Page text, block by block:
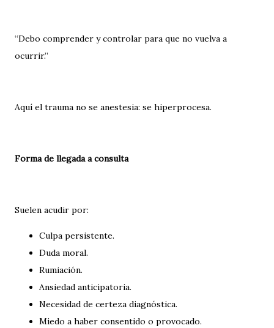
“Debo comprender y controlar para que no vuelva a
ocurrir.”
Aquí el trauma no se anestesia: se hiperprocesa.
Forma de llegada a consulta
Suelen acudir por:
Culpa persistente.
Duda moral.
Rumiación.
Ansiedad anticipatoria.
Necesidad de certeza diagnóstica.
Miedo a haber consentido o provocado.